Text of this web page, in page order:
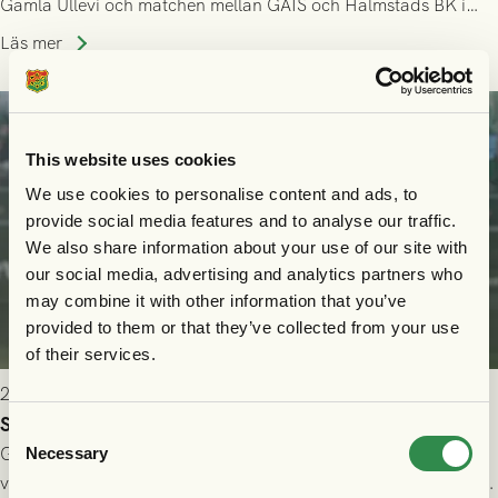
This website uses cookies
We use cookies to personalise content and ads, to
provide social media features and to analyse our traffic.
We also share information about your use of our site with
our social media, advertising and analytics partners who
may combine it with other information that you’ve
provided to them or that they’ve collected from your use
of their services.
Consent
Selection
Necessary
Gamla Ullevi och matchen mellan GAIS och Halmstads BK i
Allsvenskan! Avspark kl 16.30 på söndag 26/7.
Läs mer
2026-07-24 16:40
Seger i första kvalmatchen mot FC Nordsjælland
GAIS dominerade i första halvlek och skapade fler chanser,
välförtjänt fick de in ett ledningsmål strax innan halvtid. Efter